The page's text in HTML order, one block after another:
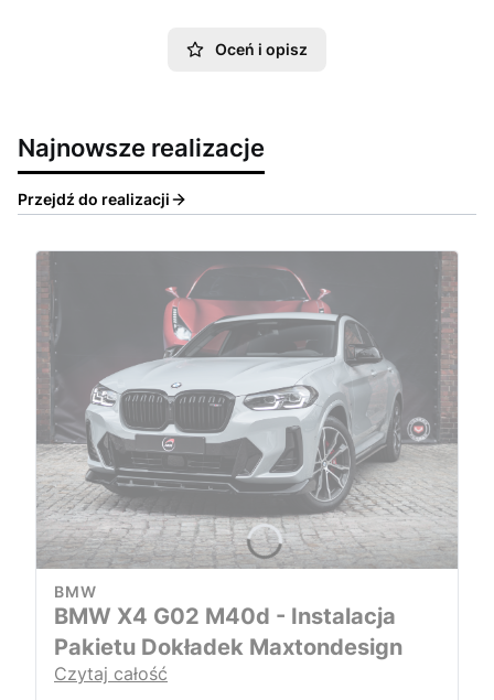
Oceń i opisz
Najnowsze realizacje
Przejdź do realizacji
BMW
BMW X4 G02 M40d - Instalacja
Pakietu Dokładek Maxtondesign
Czytaj całość